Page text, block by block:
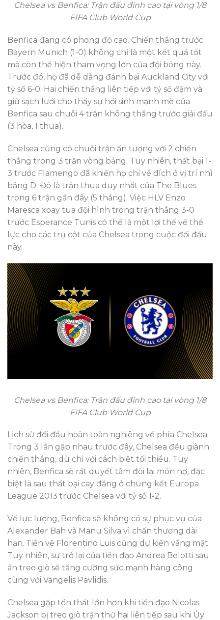
Chelsea vs Benfica: Trận đấu đỉnh cao tại vòng 1/8
FIFA Club World Cup
Benfica đang có phong độ cao. Chiến thắng trước
Bayern Munich (1-0) không chỉ là một kết quả tốt
mà còn thể hiện tham vọng lớn của đội bóng này.
Trước đó, họ đã dễ dàng đánh bại Auckland City với
tỷ số 6-0. Hai chiến thắng liên tiếp với tỷ số đậm và
giữ sạch lưới cho thấy sự hồi sinh mạnh mẽ của
Benfica sau chuỗi 4 trận không thắng trước giải đấu
(3 hòa, 1 thua).
Chelsea cũng có chuỗi trận ấn tượng với 2 chiến
thắng trong 3 trận vòng bảng. Tuy nhiên, thất bại 1-
3 trước Flamengo đã khiến họ chỉ về đích ở vị trí nhì
bảng D. Đó là trận thua duy nhất của The Blues
trong 6 trận gần đây (5 thắng). Việc HLV Enzo
Maresca xoay tua đội hình trong trận thắng 3-0
trước Esperance Tunis có thể là một lợi thế về thể
lực cho các trụ cột của Chelsea trong cuộc đối đầu
này.
Chelsea vs Benfica: Trận đấu đỉnh cao tại vòng 1/8
FIFA Club World Cup
Lịch sử đối đầu hoàn toàn nghiêng về phía Chelsea.
Trong 3 lần gặp nhau trước đây, Chelsea đều giành
chiến thắng, dù chỉ với cách biệt tối thiểu. Tuy
nhiên, Benfica sẽ rất quyết tâm đòi lại món nợ, đặc
biệt là sau thất bại cay đắng ở chung kết Europa
League 2013 trước Chelsea với tỷ số 1-2.
Về lực lượng, Benfica sẽ không có sự phục vụ của
Alexander Bah và Manu Silva vì chấn thương dài
hạn. Tiền vệ Florentino Luis cũng dự kiến vắng mặt.
Tuy nhiên, sự trở lại của tiền đạo Andrea Belotti sau
án treo giò sẽ tăng cường sức mạnh hàng công
cùng với Vangelis Pavlidis.
Chelsea gặp tổn thất lớn hơn khi tiền đạo Nicolas
Jackson bị treo giò trận thứ hai liên tiếp sau khi Ủy